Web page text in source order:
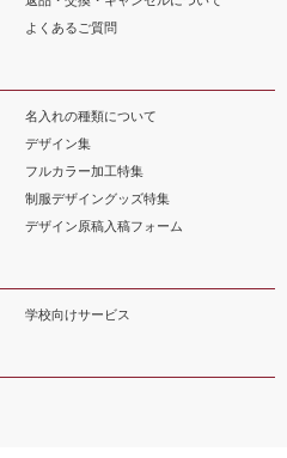
よくあるご質問
名入れの種類について
デザイン集
フルカラー加工特集
制服デザイングッズ特集
デザイン原稿入稿フォーム
学校向けサービス